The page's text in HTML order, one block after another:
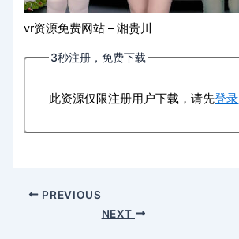
vr资源免费网站 – 湘贵川
3秒注册，免费下载
此资源仅限注册用户下载，请先登录
PREVIOUS
NEXT